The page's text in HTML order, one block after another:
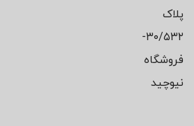
پلاک
۳۰/۵۳۲-
فروشگاه
نیوچید